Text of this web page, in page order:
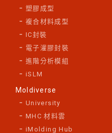
塑膠成型
複合材料成型
IC封裝
電子灌膠封裝
進階分析模組
iSLM
Moldiverse
University
MHC 材料雲
iMolding Hub